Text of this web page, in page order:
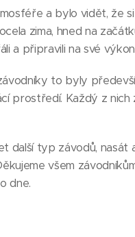
a bylo vidět, že
zima, hned na
a připravili na své
to byly
prostředí. Každý z nich
další typ závodů,
všem
dne.